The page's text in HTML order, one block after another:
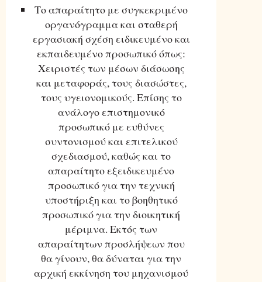
Το απαραίτητο με συγκεκριμένο
οργανόγραμμα και σταθερή
εργασιακή σχέση ειδικευμένο και
εκπαιδευμένο προσωπικό όπως:
Χειριστές των μέσων διάσωσης
και μεταφοράς, τους διασώστες,
τους υγειονομικούς. Επίσης το
ανάλογο επιστημονικό
προσωπικό με ευθύνες
συντονισμού και επιτελικού
σχεδιασμού, καθώς και το
απαραίτητο εξειδικευμένο
προσωπικό για την τεχνική
υποστήριξη και το βοηθητικό
προσωπικό για την διοικητική
μέριμνα. Εκτός των
απαραίτητων προσλήψεων που
θα γίνουν, θα δύναται για την
αρχική εκκίνηση του μηχανισμού